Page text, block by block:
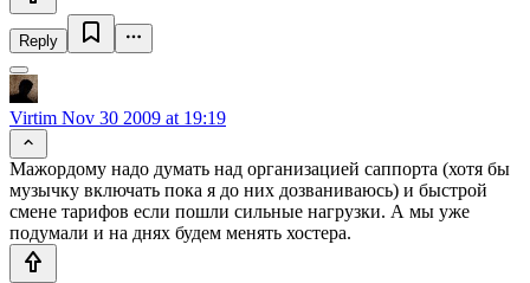
Reply
Virtim Nov 30 2009 at 19:19
Мажордому надо думать над организацией саппорта (хотя бы
музычку включать пока я до них дозваниваюсь) и быстрой
смене тарифов если пошли сильные нагрузки. А мы уже
подумали и на днях будем менять хостера.